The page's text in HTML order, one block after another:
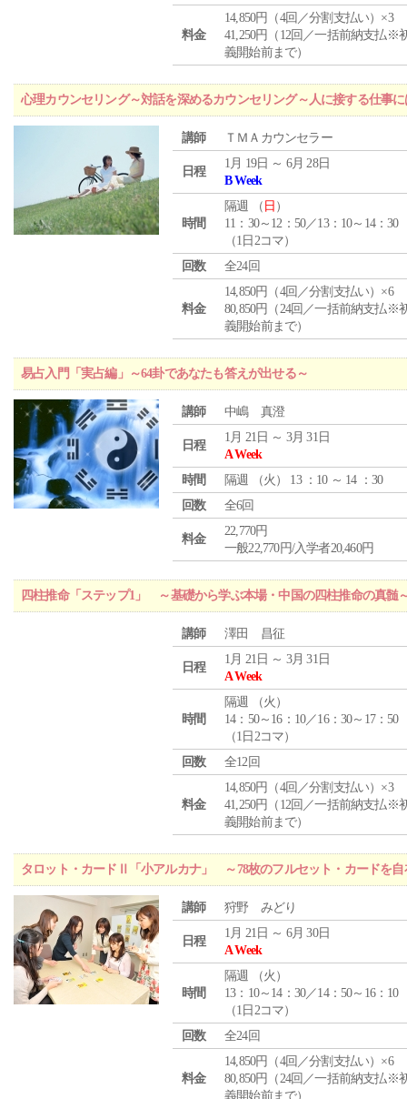
料金
14,850円（4回／分割支払い）×3
41,250円（12回／一括前納支払※
義開始前まで）
心理カウンセリング～対話を深めるカウンセリング～人に接する仕事
講師 ＴＭＡカウンセラー
日程
1月 19日 ～ 6月 28日
B Week
時間
隔週 （ 日 ）
11：30～12：50／13：10～14：30
（1日2コマ）
回数
全24回
料金
14,850円（4回／分割支払い）×6
80,850円（24回／一括前納支払※
義開始前まで）
易占入門「実占編」～64卦であなたも答えが出せる～
講師 中嶋 真澄
日程
1月 21日 ～ 3月 31日
A Week
時間
隔週 （火 ） 13 ：10 ～ 14 ：30
回数
全6回
料金
22,770円
一般22,770円/入学者20,460円
四柱推命「ステップ1」 ～基礎から学ぶ本場・中国の四柱推命の真髄
講師 澤田 昌征
日程
1月 21日 ～ 3月 31日
A Week
時間
隔週 （火 ）
14：50～16：10／16：30～17：50
（1日2コマ）
回数
全12回
料金
14,850円（4回／分割支払い）×3
41,250円（12回／一括前納支払※
義開始前まで）
タロット・カードⅡ「小アルカナ」 ～78枚のフルセット・カードを自
講師 狩野 みどり
日程
1月 21日 ～ 6月 30日
A Week
時間
隔週 （火 ）
13：10～14：30／14：50～16：10
（1日2コマ）
回数
全24回
料金
14,850円（4回／分割支払い）×6
80,850円（24回／一括前納支払※
義開始前まで）